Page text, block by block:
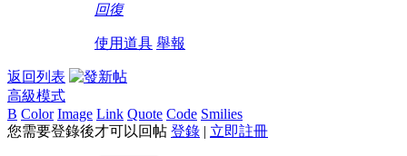
回復
使用道具 舉報
返回列表
高級模式
B Color Image Link Quote Code Smilies
您需要登錄後才可以回帖 登錄 | 立即註冊